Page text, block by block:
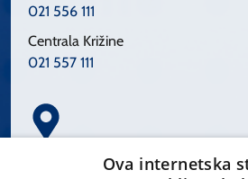
021 556 111
Centrala Križine
021 557 111
Spinčićeva 1, 21000 Split
Ova internetska